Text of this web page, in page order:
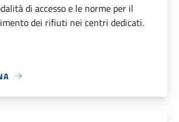
di accesso e le norme per il
dei rifiuti nei centri dedicati.